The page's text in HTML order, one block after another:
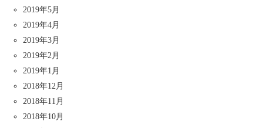
2019年5月
2019年4月
2019年3月
2019年2月
2019年1月
2018年12月
2018年11月
2018年10月